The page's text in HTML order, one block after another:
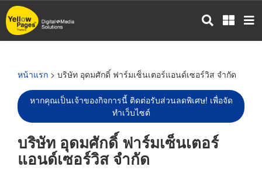
ข้าม
ไป
หน้าแรก > บริษัท อุดมศักดิ์ ฟาร์มเซ็นเตอร์แอนด์เซอร์วิส จำกัด
หากคุณเป็นเจ้าของกิจการนี้ ติดต่อรับส่วนลดพิเศษ! เพื่อจัด
ทำเว็บไซต์
บริษัท อุดมศักดิ์ ฟาร์มเซ็นเตอร์
แอนด์เซอร์วิส จำกัด